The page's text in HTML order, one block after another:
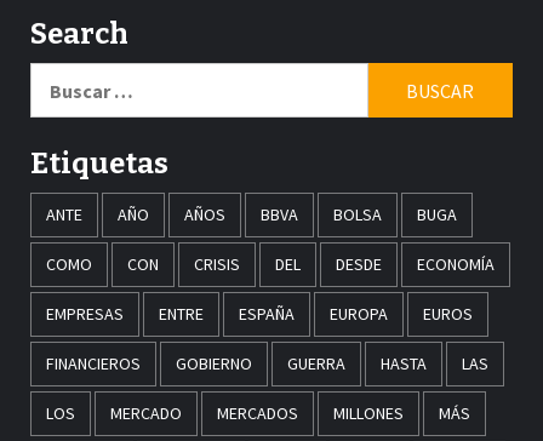
Search
Etiquetas
ANTE AÑO AÑOS BBVA BOLSA BUGA
COMO CON CRISIS DEL DESDE ECONOMÍA
EMPRESAS ENTRE ESPAÑA EUROPA EUROS
FINANCIEROS GOBIERNO GUERRA HASTA LAS
LOS MERCADO MERCADOS MILLONES MÁS